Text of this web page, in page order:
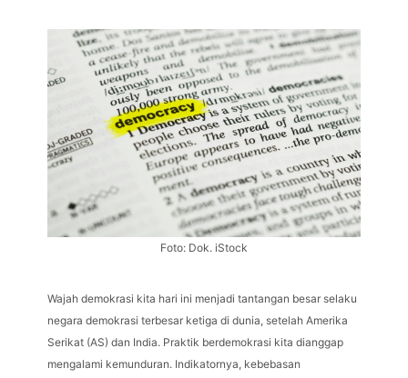
Foto: Dok. iStock
Wajah demokrasi kita hari ini menjadi tantangan besar selaku
negara demokrasi terbesar ketiga di dunia, setelah Amerika
Serikat (AS) dan India. Praktik berdemokrasi kita dianggap
mengalami kemunduran. Indikatornya, kebebasan